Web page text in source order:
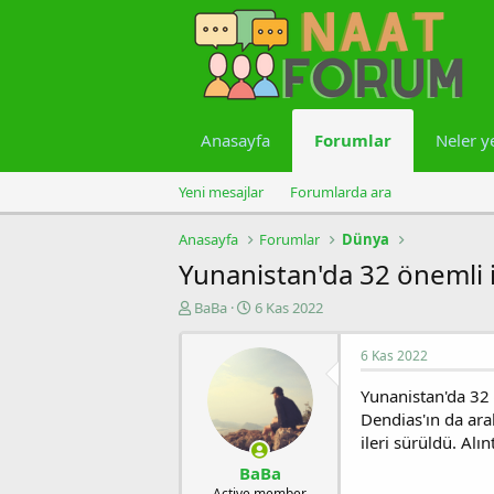
Anasayfa Forumlar Neler
Yeni mesajlar Forumlarda ara
Anasayfa Forumlar Dünya
Yunanistan'da 32
K
BaBa
B
ş
g
ı
ç
t
6 Kas 2022
BaBa
6 Kas 2022
Yunanistan'da
Dendias'ın da
ileri sürüldü.